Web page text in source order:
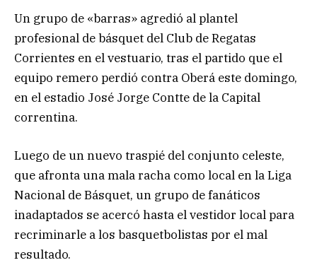
Un grupo de «barras» agredió al plantel
profesional de básquet del Club de Regatas
Corrientes en el vestuario, tras el partido que el
equipo remero perdió contra Oberá este domingo,
en el estadio José Jorge Contte de la Capital
correntina.
Luego de un nuevo traspié del conjunto celeste,
que afronta una mala racha como local en la Liga
Nacional de Básquet, un grupo de fanáticos
inadaptados se acercó hasta el vestidor local para
recriminarle a los basquetbolistas por el mal
resultado.